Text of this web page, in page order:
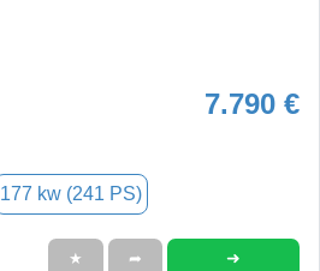
7.790 €
177 kw (241 PS)
★ ➦ ➜